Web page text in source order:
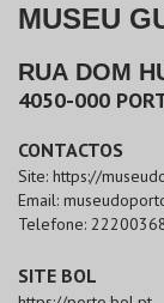
MUSEU
RUA DOM
4050-000
CONTACTOS
Site: https://
Email:
Telefone:
SITE BOL